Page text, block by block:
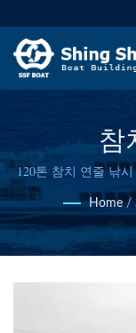
참
120톤 참치 연줄 낚
첨단 선박 설계 능력
Home /